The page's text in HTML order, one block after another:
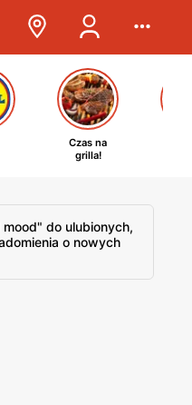
Czas na
grilla!
do ulubionych,
o nowych